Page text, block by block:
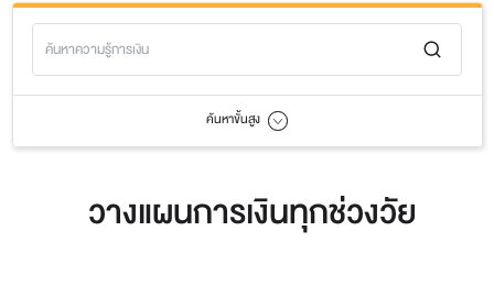
ค้นหาขั้นสูง
วางแผนการเงินทุกช่วงวัย